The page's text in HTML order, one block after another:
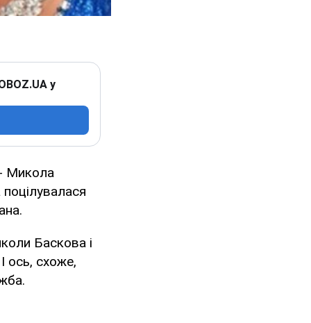
у
- Микола
Баскова і
ось, схоже,